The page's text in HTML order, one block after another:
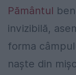
Pământul
invizibilă,
forma
naște din